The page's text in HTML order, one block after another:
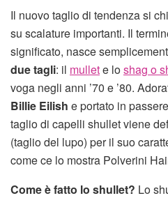
Il nuovo taglio di tendenza si
su scalature importanti. Il
significato, nasce
due tagli: il mullete loshag o
voga negli anni ’70 e ’80.
Billie Eilish e portato in
taglio di capelli shullet viene
(taglio del lupo) per il suo
come ce lo mostra Polverini
Come è fatto lo shullet? Lo